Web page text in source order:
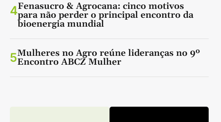
4Fenasucro & Agrocana: cinco motivos
para não perder o principal encontro da
bioenergia mundial
5Mulheres no Agro reúne lideranças no 9º
Encontro ABCZ Mulher